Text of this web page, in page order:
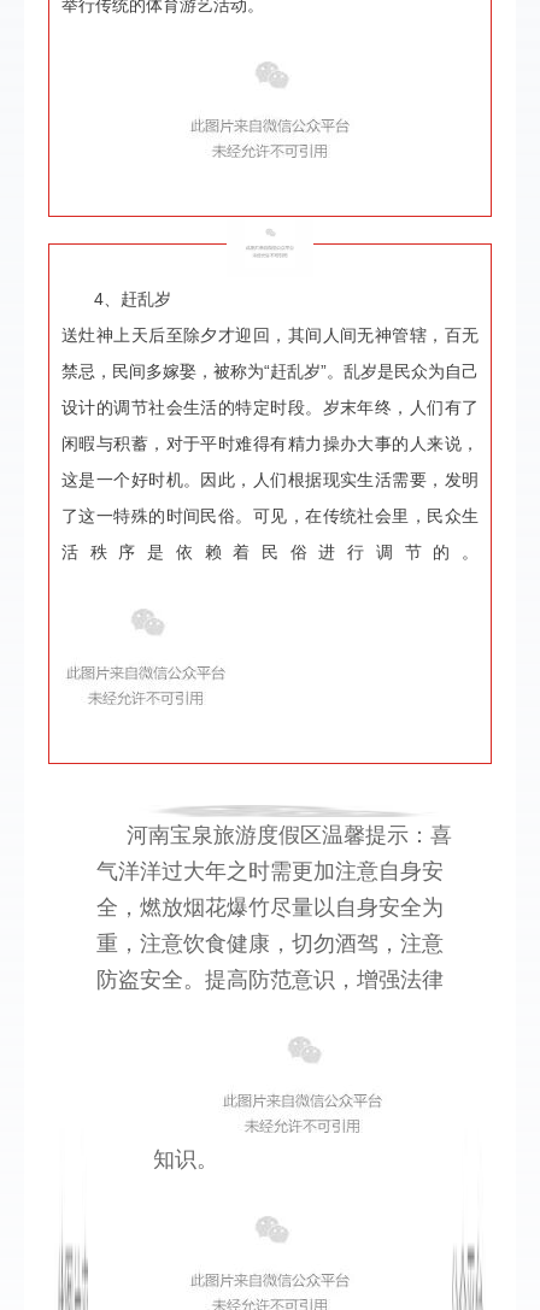
举行传统的体育游艺活动。
4、赶乱岁
送灶神上天后至除夕才迎回，其间人间无神管辖，百无
禁忌，民间多嫁娶，被称为“赶乱岁”。乱岁是民众为自己
设计的调节社会生活的特定时段。岁末年终，人们有了
闲暇与积蓄，对于平时难得有精力操办大事的人来说，
这是一个好时机。因此，人们根据现实生活需要，发明
了这一特殊的时间民俗。可见，在传统社会里，民众生
活秩序是依赖着民俗进行调节的。
河南宝泉旅游度假区温馨提示：喜
气洋洋过大年之时需更加注意自身安
全，燃放烟花爆竹尽量以自身安全为
重，注意饮食健康，切勿酒驾，注意
防盗安全。提高防范意识，增强法律
知识。